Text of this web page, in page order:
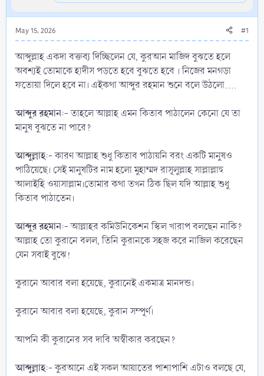
May 15, 2026 #1
‎আব্দুল্লাহ একদা বক্তব্য দিচ্ছিলেন যে, কুরআন মাজিদ বুঝতে হলে
অবশ্যই তোমাকে হাদীস পড়তে হবে বুঝতে হবে । নিজের মনগড়া
ফতোয়া দিলে হবে না। এইকথা আব্দুর রহমান শুনে বলে উঠলো....
‎আব্দুর রহমান:- তাহলে আল্লাহ এমন কিতাব পাঠালেন কেনো যে তা
মানুষ বুঝতে না পারে?
আব্দুল্লাহ:- কারণ আল্লাহ শুধু কিতাব পাঠায়নি বরং একটি মানুষও
পাঠিয়েছে। সেই মানুষটির নাম হলো মুহাম্মদ রাসূলুল্লাহ সাল্লাল্লাহু
আলাইহি ওয়াসাল্লাম।তোমার কথা তখন ঠিক ছিল যদি আল্লাহ শুধু
কিতাব পাঠাতেন।
‎আব্দুর রহমান:- আল্লাহর কমিউনিকেশন স্কিল খারাপ বলছেন নাকি?
আল্লাহ তো কুরানে বলল, তিনি কুরানকে সহজ করে নাজিল করেছেন
যেন সবাই বুঝে!
‎কুরানে আবার বলা হয়েছে, কুরানেই একমাত্র মানদন্ড।
‎কুরানে আবার বলা হয়েছে, কুরান সম্পূর্ণ।
‎আপনি কী কুরানের সব দাবি অস্বীকার করছেন?
আব্দুল্লাহ:- কুরআনে এই সকল আয়াতের পাশাপাশি এটাও বলছে যে,